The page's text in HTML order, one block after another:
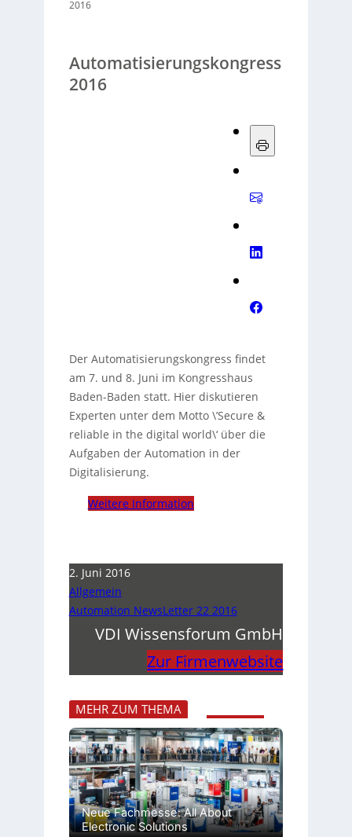
2016
Automatisierungskongress
2016
Der Automatisierungskongress findet
am 7. und 8. Juni im Kongresshaus
Baden-Baden statt. Hier diskutieren
Experten unter dem Motto \’Secure &
reliable in the digital world\‘ über die
Aufgaben der Automation in der
Digitalisierung.
Weitere Information
2. Juni 2016
Allgemein
Automation NewsLetter 22 2016
VDI Wissensforum GmbH
Zur Firmenwebsite
MEHR ZUM THEMA
Neue Fachmesse: All About
Electronic Solutions